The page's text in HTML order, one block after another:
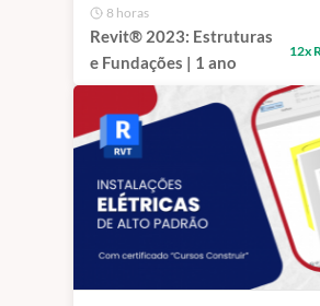
8 horas
Revit® 2023: Estruturas
e Fundações | 1 ano
12x